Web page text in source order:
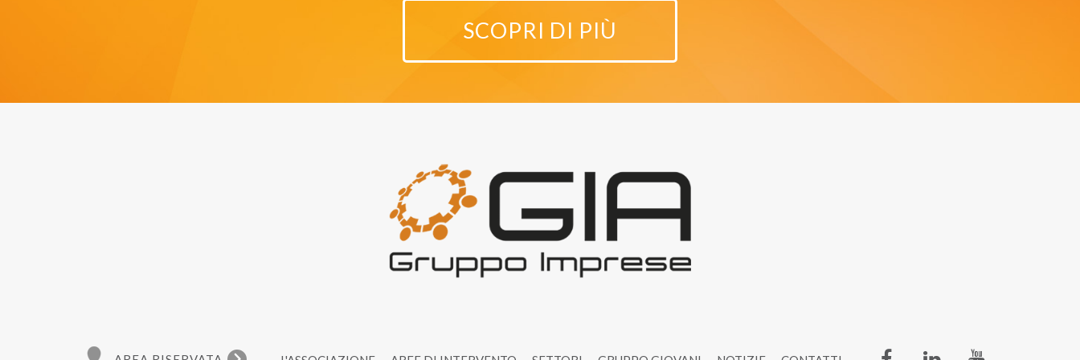
opporsi ad un processo decisionale automatizzato relativo alle persone fisiche, compresa la profilazione.
dati di persone fisiche rientranti nella definizione di art. 37 Regolamento Europeo GDPR 2016/679.
SCOPRI DI PIÙ